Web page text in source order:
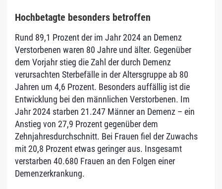
Hochbetagte besonders betroffen
Rund 89,1 Prozent der im Jahr 2024 an Demenz
Verstorbenen waren 80 Jahre und älter. Gegenüber
dem Vorjahr stieg die Zahl der durch Demenz
verursachten Sterbefälle in der Altersgruppe ab 80
Jahren um 4,6 Prozent. Besonders auffällig ist die
Entwicklung bei den männlichen Verstorbenen. Im
Jahr 2024 starben 21.247 Männer an Demenz – ein
Anstieg von 27,9 Prozent gegenüber dem
Zehnjahresdurchschnitt. Bei Frauen fiel der Zuwachs
mit 20,8 Prozent etwas geringer aus. Insgesamt
verstarben 40.680 Frauen an den Folgen einer
Demenzerkrankung.